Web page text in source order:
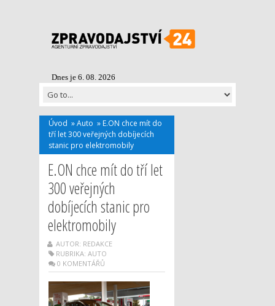
Dnes je 6. 08. 2026
Úvod »Auto » E.ON chce mít do
tří let 300 veřejných dobíjecích
stanic pro elektromobily
E.ON chce mít do tří let
300 veřejných
dobíjecích stanic pro
elektromobily
AUTOR: REDAKCE
RUBRIKA: AUTO
0 KOMENTÁŘŮ